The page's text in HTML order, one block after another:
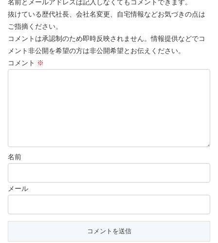
名前とメールアドレスは記入しなくてもコメントできます。
抜けている歴代社長、会社名変更、自宅情報などお気づきの点は
ご指摘ください。
コメントは承認制のため即時反映されません。情報提供などでコ
メント非公開を希望の方は非公開希望とお伝えください。
コメント ※
名前
メール